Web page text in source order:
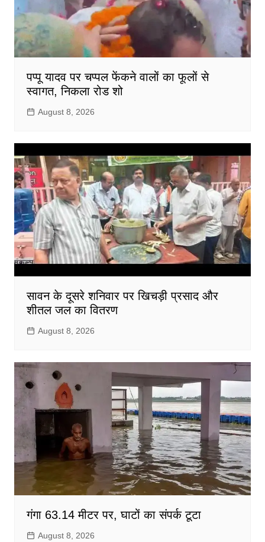
पप्पू यादव पर चप्पल फेंकने वालों का फूलों से
स्वागत, निकला रोड शो
August 8, 2026
सावन के दूसरे शनिवार पर खिचड़ी प्रसाद और
शीतल जल का वितरण
August 8, 2026
गंगा 63.14 मीटर पर, घाटों का संपर्क टूटा
August 8, 2026